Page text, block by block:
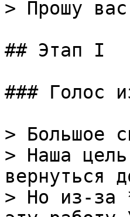
> Прошу
## Этап I
### Голос
> Большое
> Наша
вернуться
> Но из-за